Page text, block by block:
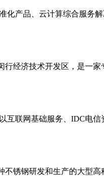
化产品、云计算综合服务
经济技术开发区，是一
互联网基础服务、IDC电
锈钢研发和生产的大型